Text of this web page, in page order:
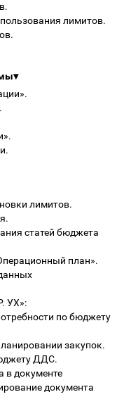
лимитов.
▾
лимитов.
статей бюджета
план».
УХ»:
по бюджету
закупок.
ДДС.
в документе
документа